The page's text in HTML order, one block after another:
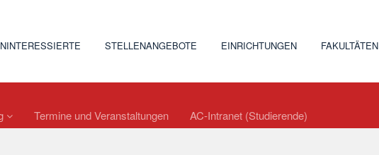
STELLENANGEBOTE EINRICHTUNGEN FAKULTÄTEN
Termine und Veranstaltungen AC-Intranet (Studierende)